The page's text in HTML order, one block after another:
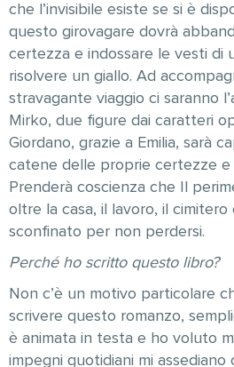
che l’invisibile esiste se si è
questo girovagare dovrà
certezza e indossare le vesti di
risolvere un giallo. Ad
stravagante viaggio ci saranno
Mirko, due figure dai caratteri
Giordano, grazie a Emilia, sarà
catene delle proprie certezze e
Prenderà coscienza che Il
oltre la casa, il lavoro, il
sconfinato per non perdersi.
Perché ho scritto questo libro?
Non c’è un motivo particolare
scrivere questo romanzo,
è animata in testa e ho voluto
impegni quotidiani mi assediano